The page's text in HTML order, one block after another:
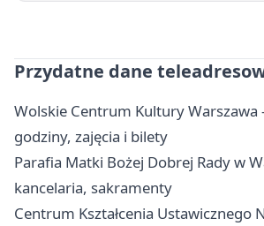
Przydatne dane
Wolskie Centrum Kultury Warszawa
godziny, zajęcia i bilety
Parafia Matki Bożej Dobrej Rady w
kancelaria, sakramenty
Centrum Kształcenia Ustawicznego